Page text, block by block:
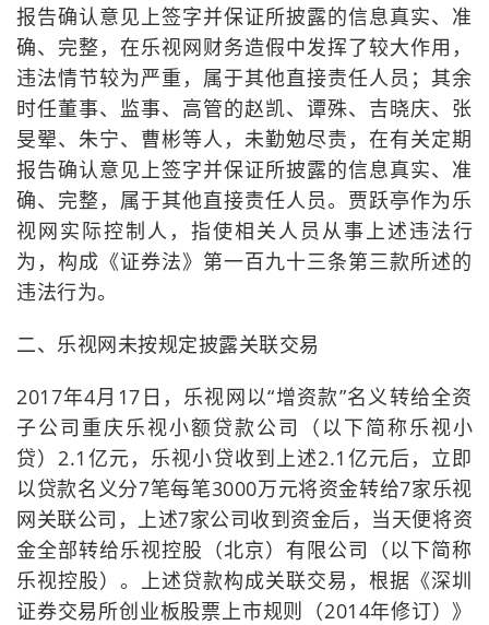
报告确认意见上签字并保证所披露的信息真实、准
确、完整，在乐视网财务造假中发挥了较大作用，
违法情节较为严重，属于其他直接责任人员；其余
时任董事、监事、高管的赵凯、谭殊、吉晓庆、张
旻翚、朱宁、曹彬等人，未勤勉尽责，在有关定期
报告确认意见上签字并保证所披露的信息真实、准
确、完整，属于其他直接责任人员。贾跃亭作为乐
视网实际控制人，指使相关人员从事上述违法行
为，构成《证券法》第一百九十三条第三款所述的
违法行为。
二、乐视网未按规定披露关联交易
2017年4月17日，乐视网以“增资款”名义转给全资
子公司重庆乐视小额贷款公司（以下简称乐视小
贷）2.1亿元，乐视小贷收到上述2.1亿元后，立即
以贷款名义分7笔每笔3000万元将资金转给7家乐视
网关联公司，上述7家公司收到资金后，当天便将资
金全部转给乐视控股（北京）有限公司（以下简称
乐视控股）。上述贷款构成关联交易，根据《深圳
证券交易所创业板股票上市规则（2014年修订）》